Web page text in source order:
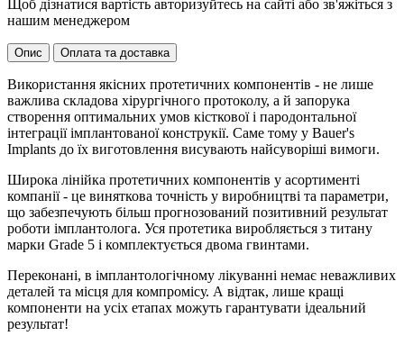
Щоб дізнатися вартість авторизуйтесь на сайті або зв'яжіться з
нашим менеджером
Опис Оплата та доставка
Використання якісних протетичних компонентів - не лише
важлива складова хірургічного протоколу, а й запорука
створення оптимальних умов кісткової і пародонтальної
інтеграції імплантованої конструкії. Саме тому у Bauer's
Implants до їх виготовлення висувають найсуворіші вимоги.
Широка лінійка протетичних компонентів у асортименті
компанії - це виняткова точність у виробництві та параметри,
що забезпечують більш прогнозований позитивний результат
роботи імплантолога. Уся протетика виробляється з титану
марки Grade 5 і комплектується двома гвинтами.
Переконані, в імплантологічному лікуванні немає неважливих
деталей та місця для компромісу. А відтак, лише кращі
компоненти на усіх етапах можуть гарантувати ідеальний
результат!